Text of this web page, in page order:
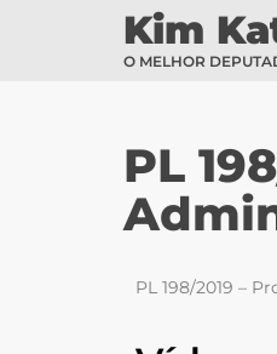
Kim
O MELHOR
PL
PL 198/2019 –